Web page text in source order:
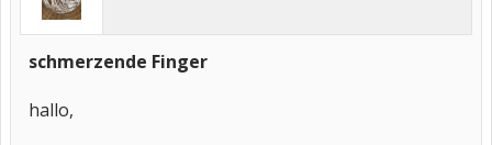
schmerzende Finger
hallo,